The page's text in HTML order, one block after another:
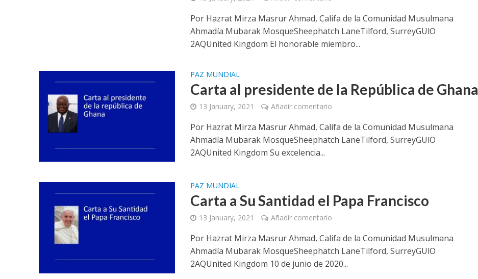
Por Hazrat Mirza Masrur Ahmad, Califa de la Comunidad Musulmana
Ahmadía Mubarak MosqueSheephatch LaneTilford, SurreyGUlO
2AQUnited Kingdom El honorable miembro...
PAZ MUNDIAL
Carta al presidente de la República de Ghana
13 January, 2021 Añadir comentario
Por Hazrat Mirza Masrur Ahmad, Califa de la Comunidad Musulmana
Ahmadía Mubarak MosqueSheephatch LaneTilford, SurreyGUlO
2AQUnited Kingdom Su excelencia...
PAZ MUNDIAL
Carta a Su Santidad el Papa Francisco
13 January, 2021 Añadir comentario
Por Hazrat Mirza Masrur Ahmad, Califa de la Comunidad Musulmana
Ahmadía Mubarak MosqueSheephatch LaneTilford, SurreyGUlO
2AQUnited Kingdom 10 de junio de 2020...